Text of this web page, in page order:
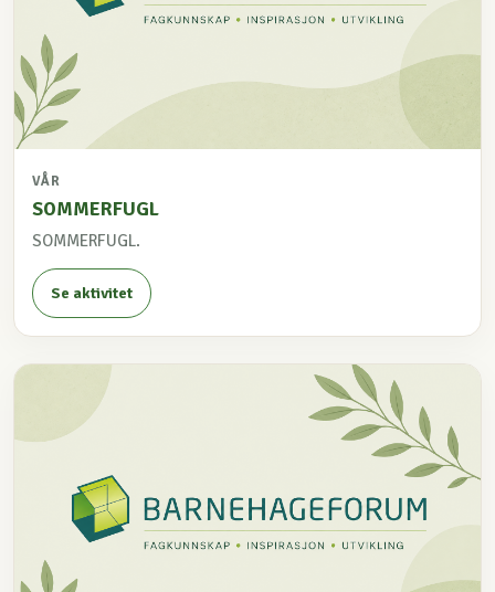
VÅR
SOMMERFUGL
SOMMERFUGL.
Se aktivitet